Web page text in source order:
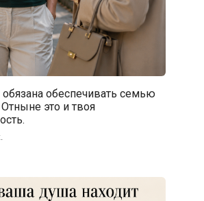
обеспечивать семью
это и твоя